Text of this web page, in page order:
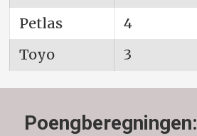
Petlas 4
Toyo
3
Poengberegningen: